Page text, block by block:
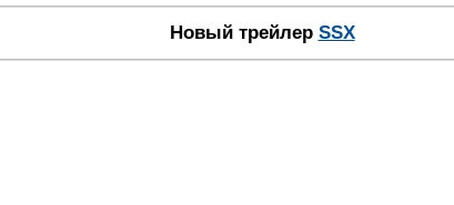
Новый трейлер SSX